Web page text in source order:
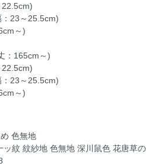
23～25.5cm)
～)
：165cm～)
23～25.5cm)
～)
色無地
紋 紋紗地 色無地 深川鼠色 花唐草の